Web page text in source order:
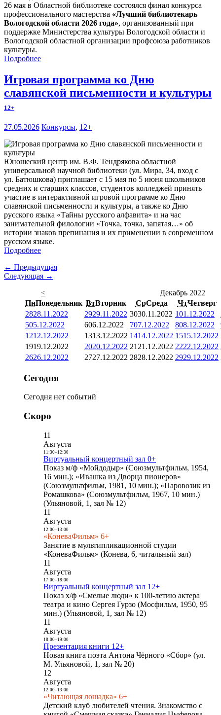
26 мая в Областной библиотеке состоялся финал конкурса
профессионального мастерства «Лучший библиотекарь
Вологодской области 2026 года», организованный при
поддержке Министерства культуры Вологодской области и
Вологодской областной организации профсоюза работников
культуры.
Подробнее
Игровая программа ко Дню
славянской письменности и культуры
12+
27.05.2026 Конкурсы, 12+
Юношеский центр им. В.Ф. Тендрякова областной
универсальной научной библиотеки (ул. Мира, 34, вход с
ул. Батюшкова) приглашает с 15 мая по 5 июня школьников
средних и старших классов, студентов колледжей принять
участие в интерактивной игровой программе ко Дню
славянской письменности и культуры, а также ко Дню
русского языка «Тайны русского алфавита» и на час
занимательной филологии «Точка, точка, запятая…» об
истории знаков препинания и их применении в современном
русском языке.
Подробнее
← Предыдущая
Следующая →
<
Декабрь 2022
ПнПонедельник ВтВторник СрСреда ЧтЧетверг
2828.11.2022 2929.11.2022 3030.11.2022 101.12.2022
505.12.2022 606.12.2022 707.12.2022 808.12.2022
1212.12.2022 1313.12.2022 1414.12.2022 1515.12.2022
1919.12.2022 2020.12.2022 21 21.12.2022 2222.12.2022
2626.12.2022 2727.12.2022 2828.12.2022 2929.12.2022
Сегодня
Сегодня нет событий
Скоро
11
Августа
11:30- 12:30
Виртуальный концертный зал 0+
Показ м/ф «Мойдодыр» (Союзмультфильм, 1954,
16 мин.); «Ивашка из Дворца пионеров»
(Союзмультфильм, 1981, 10 мин.); «Паровозик из
Ромашкова» (Союзмультфильм, 1967, 10 мин.)
(Ульяновой, 1, зал № 12)
11
Августа
12:00- 13:00
«КоневаФильм» 6+
Занятие в мультипликационной студии
«КоневаФильм» (Конева, 6, читальный зал)
11
Августа
17:00- 18:00
Виртуальный концертный зал 12+
Показ х/ф «Смелые люди» к 100-летию актера
театра и кино Сергея Гурзо (Мосфильм, 1950, 95
мин.) (Ульяновой, 1, зал № 12)
11
Августа
18:00- 19:00
Презентация книги 12+
Новая книга поэта Антона Чёрного «Сбор» (ул.
М. Ульяновой, 1, зал № 20)
12
Августа
12:00- 13:00
«Читающая лошадка» 6+
Детский клуб любителей чтения. Знакомство с